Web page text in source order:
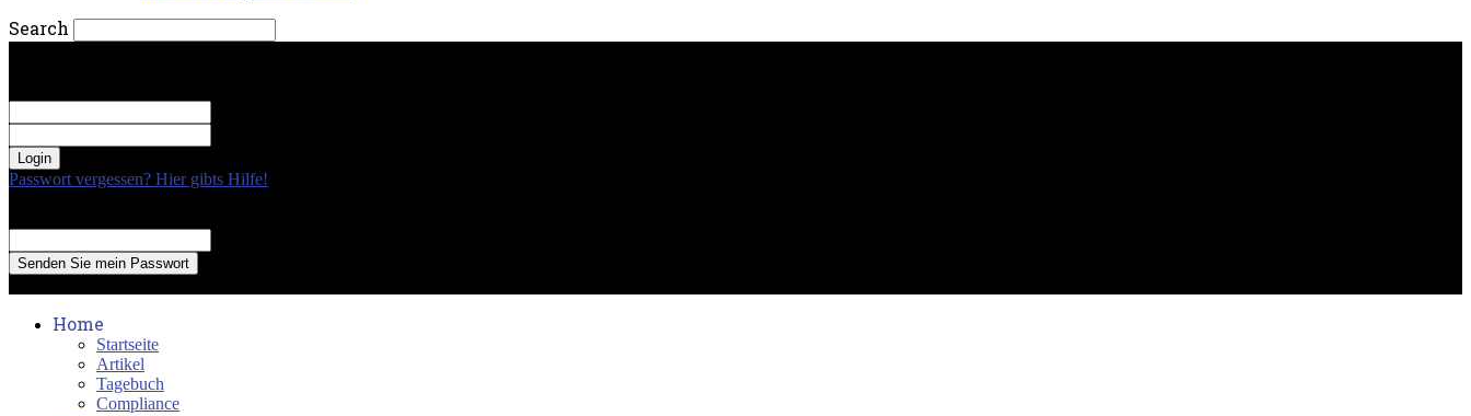
Search
Passwort vergessen? Hier gibts Hilfe!
Home
Startseite
Artikel
Tagebuch
Compliance